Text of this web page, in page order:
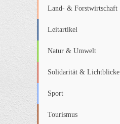
Land- & Forstwirtschaft
Leitartikel
Natur & Umwelt
Solidarität & Lichtblicke
Sport
Tourismus